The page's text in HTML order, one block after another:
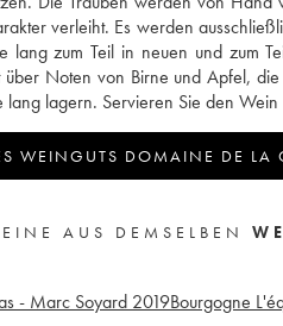
verleiht. Es werden
zum Teil in neuen und zum
Noten von Birne und Apfel,
lagern. Servieren Sie den
WEINGUTS DOMAINE DE LA
AUS DEMSELBEN
- Marc Soyard 2019Bourgogne